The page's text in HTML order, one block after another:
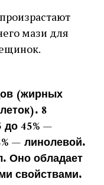
мази для
(жирных
8
до 45% —
— линолевой.
Оно обладает
свойствами.